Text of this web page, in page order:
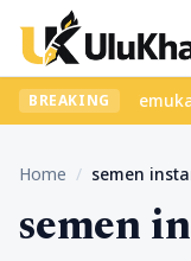
BREAKING
ribet? Temukan
Home / semen
semen